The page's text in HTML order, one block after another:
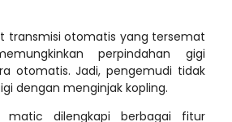
transmisi otomatis yang tersemat
perpindahan gigi
otomatis. Jadi, pengemudi tidak
dengan menginjak kopling.
matic dilengkapi berbagai fitur